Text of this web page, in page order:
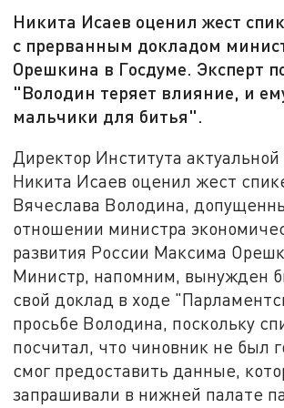
Никита Исаев оценил жест
с прерванным докладом
Орешкина в Госдуме. Эксперт
"Володин теряет влияние, и
мальчики для битья".
Директор Института
Никита Исаев оценил жест
Вячеслава Володина,
отношении министра
развития России Максима
Министр, напомним, вынужден
свой доклад в ходе
просьбе Володина, поскольку
посчитал, что чиновник не был
смог предоставить данные,
запрашивали в нижней палате